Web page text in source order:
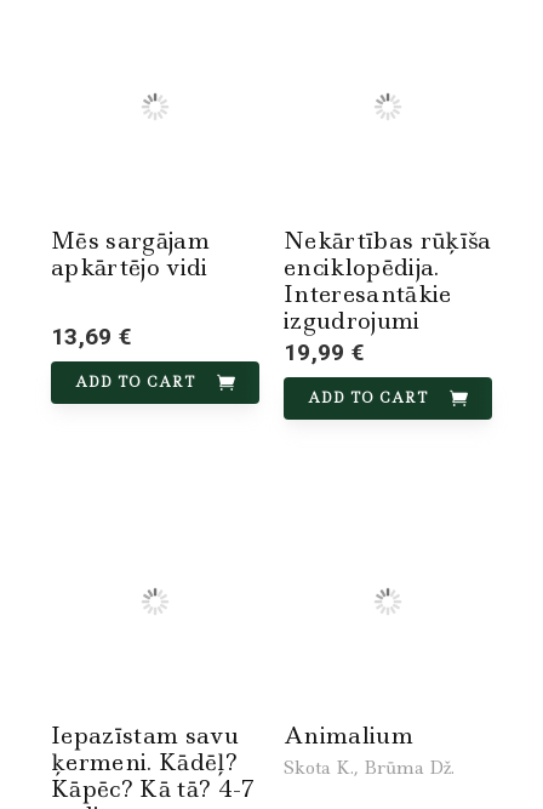
Mēs sargājam
apkārtējo vidi
13,69 €
ADD TO CART
Nekārtības rūķīša
enciklopēdija.
Interesantākie
izgudrojumi
19,99 €
ADD TO CART
Iepazīstam savu
ķermeni. Kādēļ?
Kāpēc? Kā tā? 4-7
Animalium
Skota K., Brūma Dž.